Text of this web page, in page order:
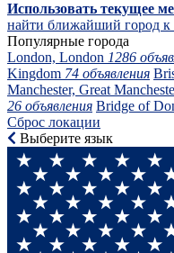
Использовать текущее
найти ближайший город
Популярные города
London, London 1286
Kingdom 74 объявления
Manchester, Great
26 объявления Bridge of
Сброс локации
Выберите язык